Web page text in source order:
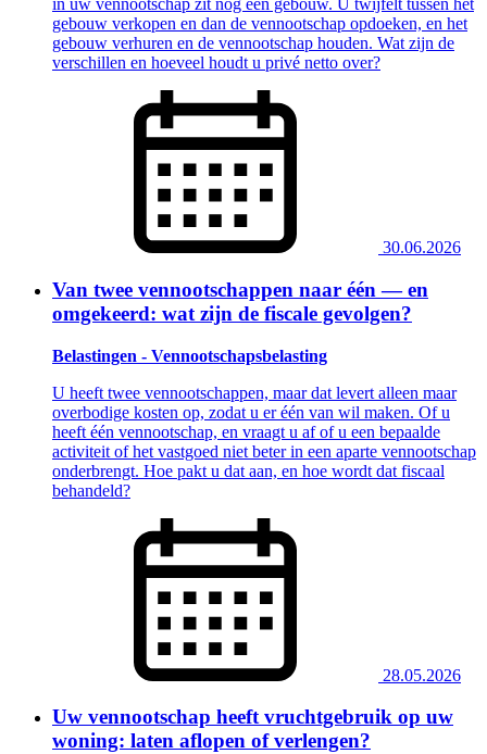
in uw vennootschap zit nog een gebouw. U twijfelt tussen het
gebouw verkopen en dan de vennootschap opdoeken, en het
gebouw verhuren en de vennootschap houden. Wat zijn de
verschillen en hoeveel houdt u privé netto over?
30.06.2026
Van twee vennootschappen naar één — en
omgekeerd: wat zijn de fiscale gevolgen?
Belastingen - Vennootschapsbelasting
U heeft twee vennootschappen, maar dat levert alleen maar
overbodige kosten op, zodat u er één van wil maken. Of u
heeft één vennootschap, en vraagt u af of u een bepaalde
activiteit of het vastgoed niet beter in een aparte vennootschap
onderbrengt. Hoe pakt u dat aan, en hoe wordt dat fiscaal
behandeld?
28.05.2026
Uw vennootschap heeft vruchtgebruik op uw
woning: laten aflopen of verlengen?